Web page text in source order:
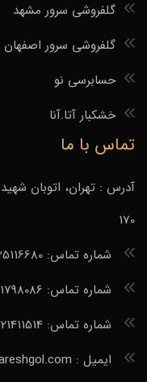
گلفروشی سرور مشهد
گلفروشی سرور اصفهان
حسابرسی نو
خشکبار آتا.آنا
تماس با ما
170
شماره تماس: 09125116680
شماره تماس: 09361798086
شماره تماس: 09221411514
ایمیل : info@sefareshgol.com